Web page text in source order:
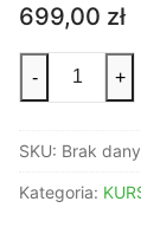
699,00 zł
Kurs
Instruktora
Survivalu
- +
SKU: Brak
Kategoria: